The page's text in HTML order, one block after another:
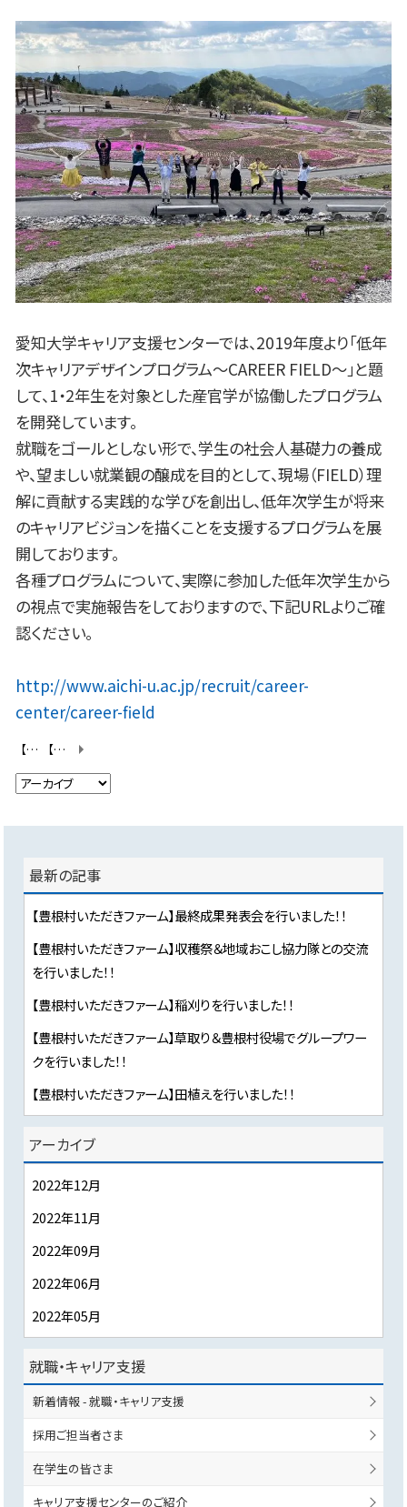
愛知大学キャリア支援センターでは、2019年度より「低年
次キャリアデザインプログラム～CAREER FIELD～」と題
して、1・2年生を対象とした産官学が協働したプログラム
を開発しています。
就職をゴールとしない形で、学生の社会人基礎力の養成
や、望ましい就業観の醸成を目的として、現場（FIELD）理
解に貢献する実践的な学びを創出し、低年次学生が将来
のキャリアビジョンを描くことを支援するプログラムを展
開しております。
各種プログラムについて、実際に参加した低年次学生から
の視点で実施報告をしておりますので、下記URLよりご確
認ください。
http://www.aichi-u.ac.jp/recruit/career-
center/career-field
【豊根村いただきファーム】初回キックオフ研修を実施しました！！ 【豊根村いただきファーム】草取り＆豊根村役場でグループワークを行いました！！
最新の記事
【豊根村いただきファーム】最終成果発表会を行いました！！
【豊根村いただきファーム】収穫祭＆地域おこし協力隊との交流
を行いました！！
【豊根村いただきファーム】稲刈りを行いました！！
【豊根村いただきファーム】草取り＆豊根村役場でグループワー
クを行いました！！
【豊根村いただきファーム】田植えを行いました！！
アーカイブ
2022年12月
2022年11月
2022年09月
2022年06月
2022年05月
就職・キャリア支援
新着情報 - 就職・キャリア支援
採用ご担当者さま
在学生の皆さま
キャリア支援センターのご紹介